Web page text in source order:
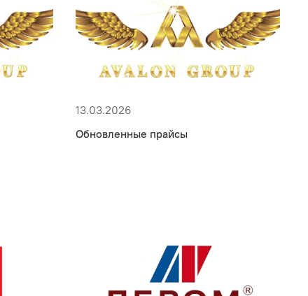
13.03.2026
Обновленные прайсы